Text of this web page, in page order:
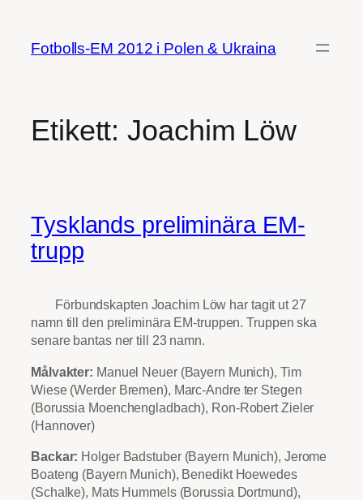
innehåll
Fotbolls-EM 2012 i Polen & Ukraina
Etikett:Joachim Löw
Tysklands preliminära EM-
trupp
Förbundskapten Joachim Löw har tagit ut 27
namn till den preliminära EM-truppen. Truppen ska
senare bantas ner till 23 namn.
Målvakter: Manuel Neuer (Bayern Munich), Tim
Wiese (Werder Bremen), Marc-Andre ter Stegen
(Borussia Moenchengladbach), Ron-Robert Zieler
(Hannover)
Backar: Holger Badstuber (Bayern Munich), Jerome
Boateng (Bayern Munich), Benedikt Hoewedes
(Schalke), Mats Hummels (Borussia Dortmund),